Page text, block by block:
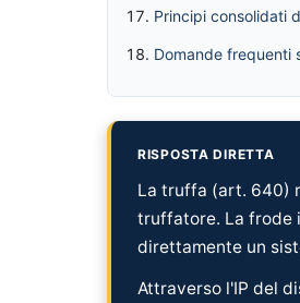
Principi consolidati
Domande frequenti
RISPOSTA DIRETTA
La truffa (art. 640)
truffatore. La frode
direttamente un
Attraverso l'IP del